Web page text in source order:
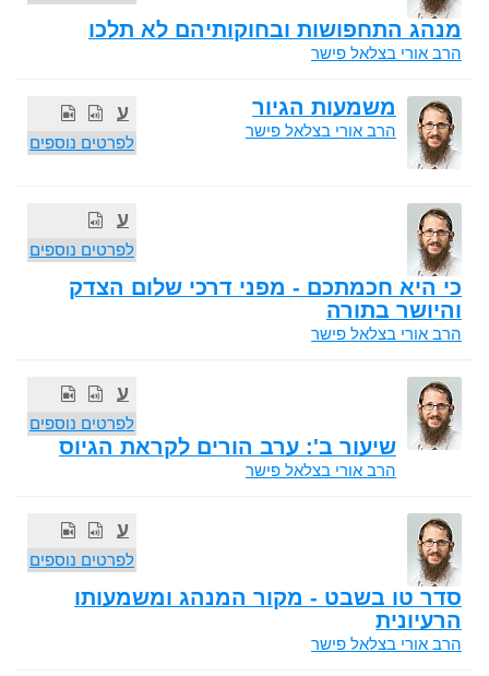
מנהג התחפושות ובחוקותיהם לא תלכו
הרב אורי בצלאל פישר
ע
לפרטים נוספים
משמעות הגיור
הרב אורי בצלאל פישר
ע
לפרטים נוספים
כי היא חכמתכם - מפני דרכי שלום הצדק
והיושר בתורה
הרב אורי בצלאל פישר
ע
לפרטים נוספים
שיעור ב': ערב הורים לקראת הגיוס
הרב אורי בצלאל פישר
ע
לפרטים נוספים
סדר טו בשבט - מקור המנהג ומשמעותו
הרעיונית
הרב אורי בצלאל פישר